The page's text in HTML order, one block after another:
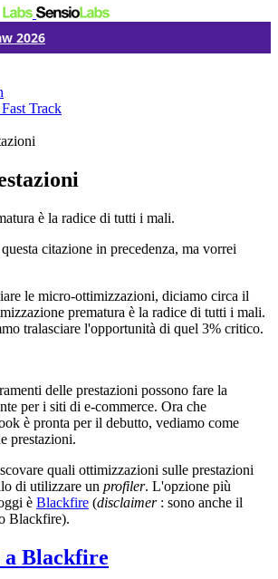
2026
Track
è la radice di tutti i mali.
citazione in precedenza, ma vorrei
le micro-ottimizzazioni, diciamo circa il
prematura è la radice di tutti i mali.
tralasciare l'opportunità di quel 3% critico.
delle prestazioni possono fare la
per i siti di e-commerce. Ora che
è pronta per il debutto, vediamo come
prestazioni.
quali ottimizzazioni sulle prestazioni
di utilizzare un profiler. L'opzione più
è Blackfire (disclaimer: sono anche il
Blackfire).
Blackfire